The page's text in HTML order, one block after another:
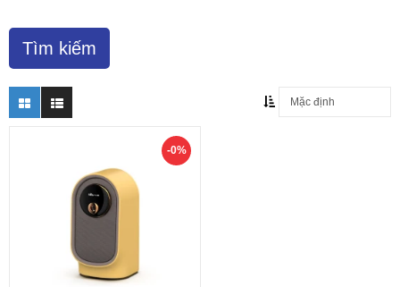
Sản phẩm khác
Tin tức
So sánh sản
phẩm (%s)
Tải App SanHangRe nhận Quà
-0%